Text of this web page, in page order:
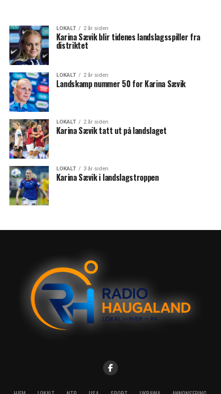
LOKALT 2 år siden
Karina Sævik blir tidenes landslagsspiller fra
distriktet
LOKALT 2 år siden
Landskamp nummer 50 for Karina Sævik
LOKALT 2 år siden
Karina Sævik tatt ut på landslaget
LOKALT 3 år siden
Karina Sævik i landslagstroppen